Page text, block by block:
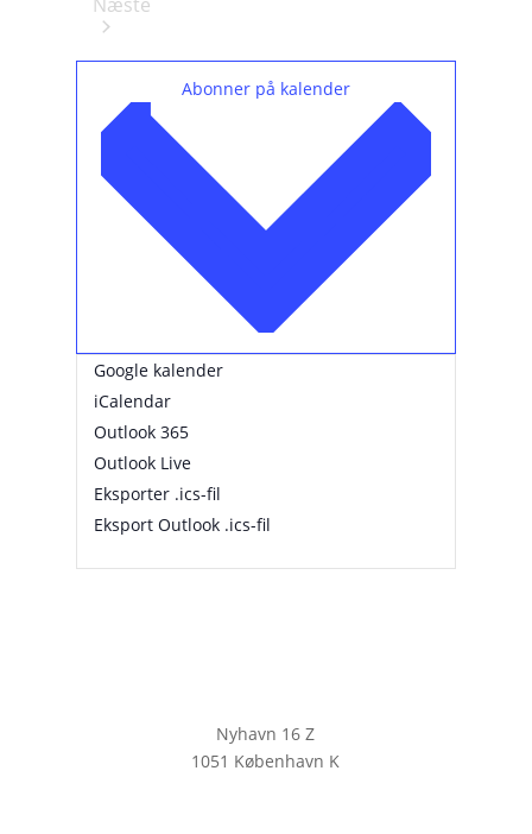
o
Abonner på kalender
Google kalender
iCalendar
Outlook 365
Outlook Live
Eksporter .ics-fil
Eksport Outlook .ics-fil
Nyhavn 16 Z
1051 København K